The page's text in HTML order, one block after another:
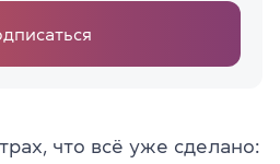
что всё уже сделано: